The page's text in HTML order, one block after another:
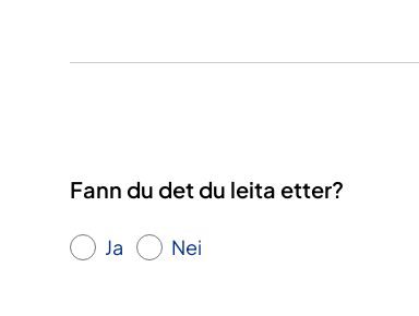
Fann du det du leita etter?
Ja Nei